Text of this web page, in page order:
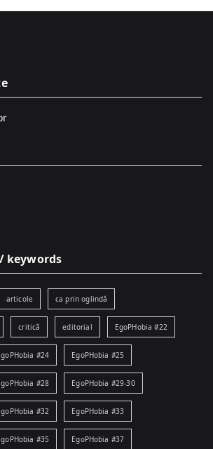
o
keywords
articole ca prin oglindă
critică editorial EgoPHobia #22
#24 EgoPHobia #25
#28 EgoPHobia #29-30
#32 EgoPHobia #33
#35 EgoPHobia #37